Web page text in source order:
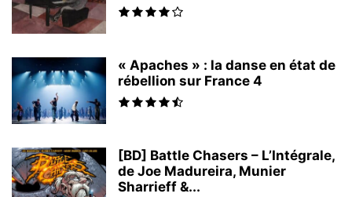
« Apaches » : la danse en état de
rébellion sur France 4
[BD] Battle Chasers – L’Intégrale,
de Joe Madureira, Munier
Sharrieff &...